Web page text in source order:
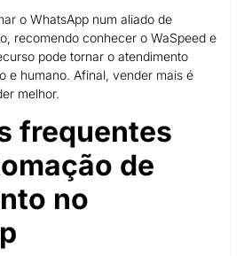
o WhatsApp num aliado de
recomendo conhecer o WaSpeed e
pode tornar o atendimento
e humano. Afinal, vender mais é
melhor.
frequentes
de
no